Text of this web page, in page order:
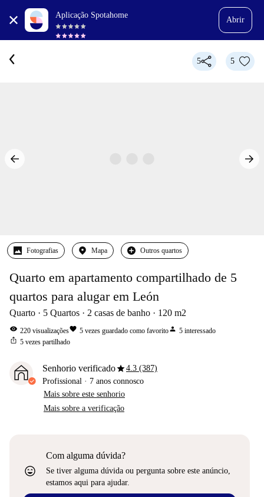
Aplicação Spotahome
Abrir
5 5
Fotografias Mapa Outros quartos
Quarto em apartamento compartilhado de 5
quartos para alugar em León
Quarto 5 Quartos 2 casas de banho 120 m2
visibility 220 visualizaçõesfavorite 5 vezes guardado como favoritoperson 5 interessado
ios_share 5 vezes partilhado
Senhorio verificadostar4.3 (387)
Profissional · 7 anos connosco
Mais sobre este senhorio
Mais sobre a verificação
sentiment_very_satisfied
Com alguma dúvida?
Se tiver alguma dúvida ou pergunta sobre este anúncio,
estamos aqui para ajudar.